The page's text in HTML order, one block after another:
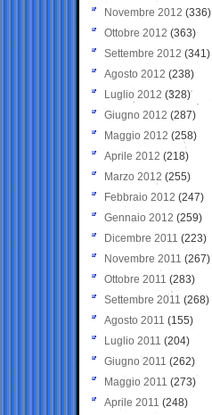
Novembre 2012 (336)
Ottobre 2012 (363)
Settembre 2012 (341)
Agosto 2012 (238)
Luglio 2012 (328)
Giugno 2012 (287)
Maggio 2012 (258)
Aprile 2012 (218)
Marzo 2012 (255)
Febbraio 2012 (247)
Gennaio 2012 (259)
Dicembre 2011 (223)
Novembre 2011 (267)
Ottobre 2011 (283)
Settembre 2011 (268)
Agosto 2011 (155)
Luglio 2011 (204)
Giugno 2011 (262)
Maggio 2011 (273)
Aprile 2011 (248)